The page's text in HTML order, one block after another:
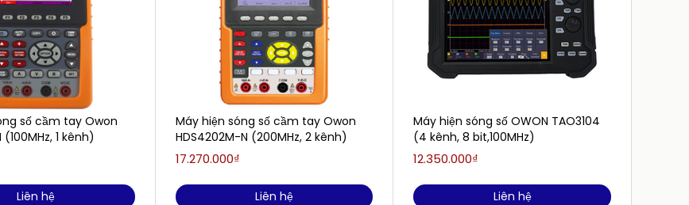
số cầm tay Owon
(100MHz, 1 kênh)
Liên hệ
Máy hiện sóng số cầm tay Owon
HDS4202M-N (200MHz, 2 kênh)
17.270.000₫
Liên hệ
Máy hiện sóng số OWON TAO3104
(4 kênh, 8 bit,100MHz)
12.350.000₫
Liên hệ